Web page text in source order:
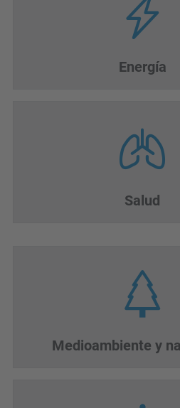
Energía
Salud
Medioambiente y